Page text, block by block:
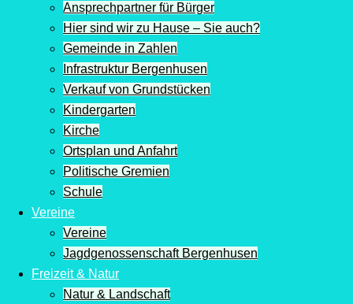
Ansprechpartner für Bürger
Hier sind wir zu Hause – Sie auch?
Gemeinde in Zahlen
Infrastruktur Bergenhusen
Verkauf von Grundstücken
Kindergarten
Kirche
Ortsplan und Anfahrt
Politische Gremien
Schule
Vereine
Vereine
Jagdgenossenschaft Bergenhusen
Freizeit & Natur
Natur & Landschaft